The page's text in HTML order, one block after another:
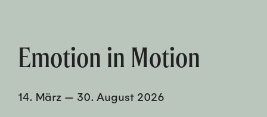
Emotion in Motion
14. März — 30. August 2026